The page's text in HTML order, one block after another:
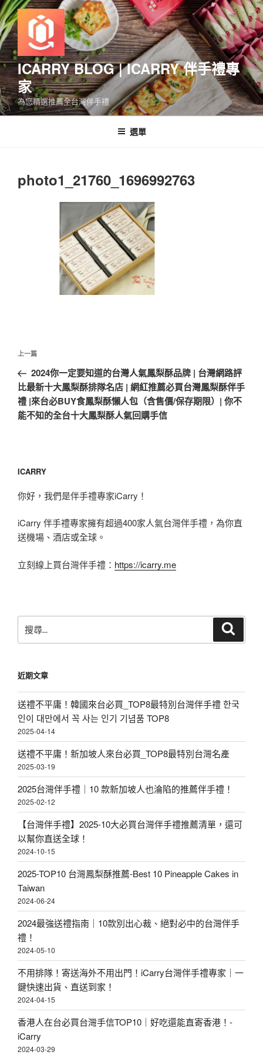
跳
至
主
要
內
容
ICARRY BLOG | ICARRY 伴手禮專
家
為您精選推薦全台灣伴手禮
選單
photo1_21760_1696992763
文
導
覽
上
一
篇
文
章
上一篇
2024你一定要知道的台灣人氣鳳梨酥品牌 | 台灣網路評
比最新十大鳳梨酥排隊名店 | 網紅推薦必買台灣鳳梨酥伴手
禮 |來台必BUY食鳳梨酥懶人包（含售價/保存期限）| 你不
能不知的全台十大鳳梨酥人氣回購手信
ICARRY
你好，我們是伴手禮專家iCarry！
iCarry 伴手禮專家擁有超過400家人氣台灣伴手禮，為你直
送機場、酒店或全球。
立刻線上買台灣伴手禮： https://icarry.me
尋
字:
近期文章
送禮不平庸！韓國來台必買_TOP8最特別台灣伴手禮 한국
인이 대만에서 꼭 사는 인기 기념품 TOP8
2025-04-14
送禮不平庸！新加坡人來台必買_TOP8最特別台灣名產
2025-03-19
2025台灣伴手禮｜10 款新加坡人也淪陷的推薦伴手禮！
2025-02-12
【台灣伴手禮】2025-10大必買台灣伴手禮推薦清單，還可
以幫你直送全球！
2024-10-15
2025-TOP10 台灣鳳梨酥推薦-Best 10 Pineapple Cakes in
Taiwan
2024-06-24
2024最強送禮指南｜10款別出心裁、絕對必中的台灣伴手
禮！
2024-05-10
不用排隊！寄送海外不用出門！iCarry台灣伴手禮專家｜一
鍵快速出貨、直送到家！
2024-04-15
香港人在台必買台灣手信TOP10｜好吃還能直寄香港！-
iCarry
2024-03-29